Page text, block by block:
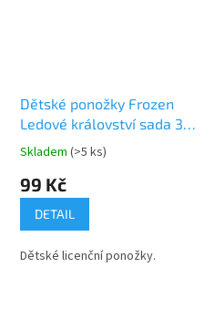
Dětské ponožky Frozen
Ledové království sada 3
páry
Průměrné
produktu
5
Skladem (>5 ks)
99 Kč
DETAIL
Dětské licenční ponožky.